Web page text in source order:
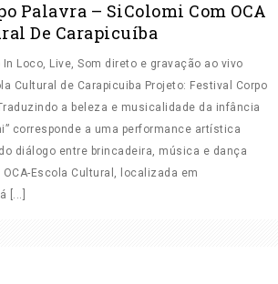
Palavra – SiColomi Com OCA
De Carapicuíba
Loco, Live, Som direto e gravação ao vivo
Cultural de Carapicuiba Projeto: Festival Corpo
a beleza e musicalidade da infância
corresponde a uma performance artística
diálogo entre brincadeira, música e dança
Escola Cultural, localizada em
[...]
AO VIVO
GRAVAÇÃO IN